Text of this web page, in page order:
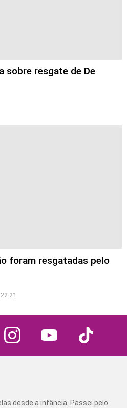
sobre resgate de De
foram resgatadas pelo
instagram tiktok
desde a infância. Passei pelo